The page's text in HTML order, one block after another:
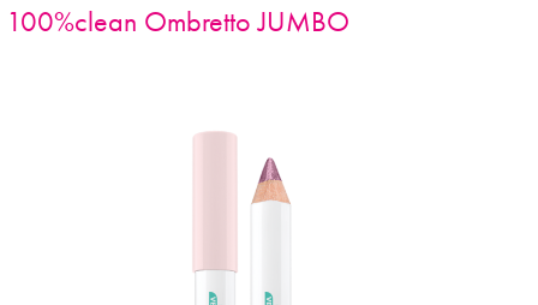
100%clean Ombretto JUMBO